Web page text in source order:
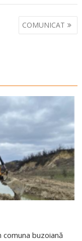
COMUNICAT
buzoiană